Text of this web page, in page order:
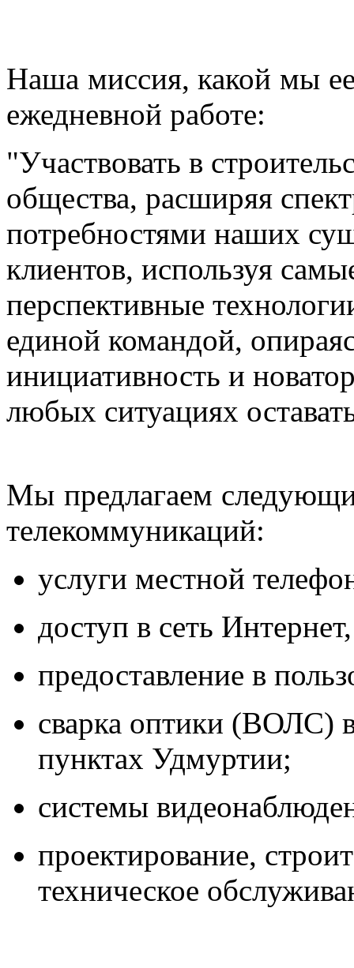
Наша миссия, какой мы
ежедневной работе:
"Участвовать в
общества, расширяя
потребностями наших
клиентов, используя
перспективные
единой командой,
инициативность и
любых ситуациях
Мы предлагаем
телекоммуникаций:
услуги местной
доступ в сеть
предоставление в
сварка оптики (ВОЛС)
пунктах Удмуртии;
системы
проектирование,
техническое